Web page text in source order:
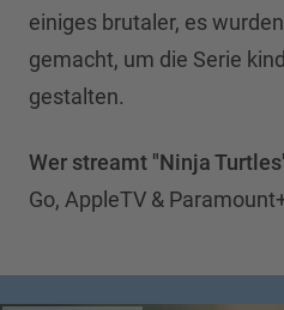
einiges brutaler, es
gemacht, um die Serie
gestalten.
Wer streamt "Ninja
Go, AppleTV &